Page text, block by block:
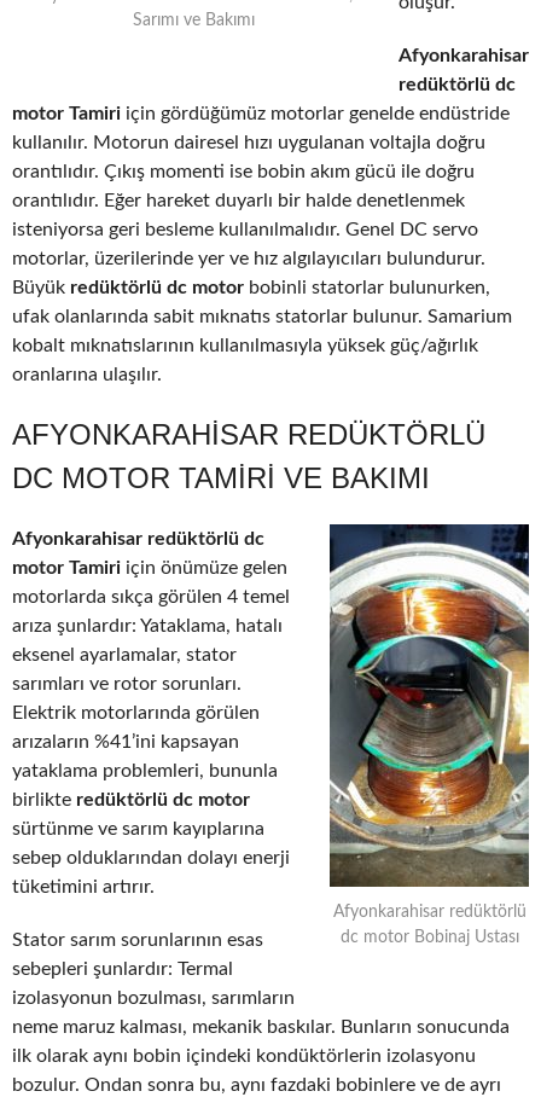
Sarımı ve Bakımı
Afyonkarahisar
redüktörlü dc
motor Tamiri için gördüğümüz motorlar genelde endüstride
kullanılır. Motorun dairesel hızı uygulanan voltajla doğru
orantılıdır. Çıkış momenti ise bobin akım gücü ile doğru
orantılıdır. Eğer hareket duyarlı bir halde denetlenmek
isteniyorsa geri besleme kullanılmalıdır. Genel DC servo
motorlar, üzerilerinde yer ve hız algılayıcıları bulundurur.
Büyük redüktörlü dc motor bobinli statorlar bulunurken,
ufak olanlarında sabit mıknatıs statorlar bulunur. Samarium
kobalt mıknatıslarının kullanılmasıyla yüksek güç/ağırlık
oranlarına ulaşılır.
AFYONKARAHISAR REDÜKTÖRLÜ
DC MOTOR TAMIRI VE BAKIMI
Afyonkarahisar redüktörlü
dc motor Bobinaj Ustası
Afyonkarahisar redüktörlü dc
motor Tamiri için önümüze gelen
motorlarda sıkça görülen 4 temel
arıza şunlardır: Yataklama, hatalı
eksenel ayarlamalar, stator
sarımları ve rotor sorunları.
Elektrik motorlarında görülen
arızaların %41’ini kapsayan
yataklama problemleri, bununla
birlikte redüktörlü dc motor
sürtünme ve sarım kayıplarına
sebep olduklarından dolayı enerji
tüketimini artırır.
Stator sarım sorunlarının esas
sebepleri şunlardır: Termal
izolasyonun bozulması, sarımların
neme maruz kalması, mekanik baskılar. Bunların sonucunda
ilk olarak aynı bobin içindeki kondüktörlerin izolasyonu
bozulur. Ondan sonra bu, aynı fazdaki bobinlere ve de ayrı